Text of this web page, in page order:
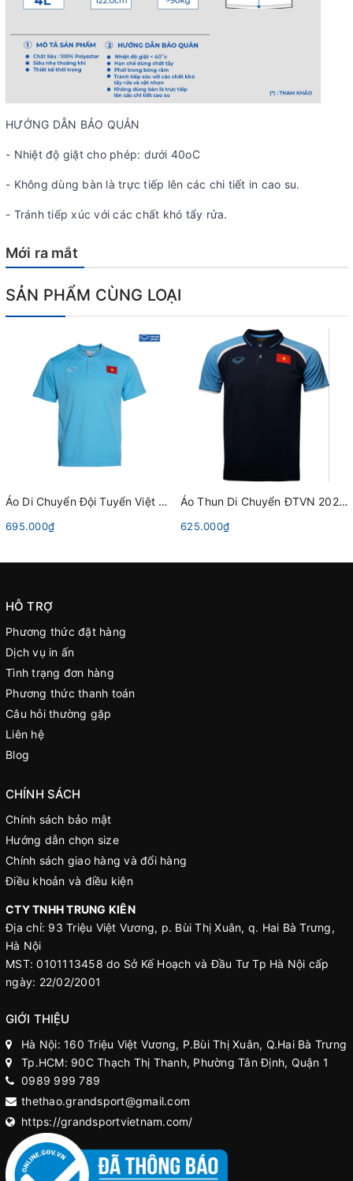
HƯỚNG DẪN BẢO QUẢN
- Nhiệt độ giặt cho phép: dưới 40oC
- Không dùng bàn là trực tiếp lên các chi tiết in cao su.
- Tránh tiếp xúc với các chất khó tẩy rửa.
Mới ra mắt
SẢN PHẨM CÙNG LOẠI
Áo Di Chuyển Đội Tuyển Việt Nam 2022 Grand Sport - Xanh Trời
695.000₫
Áo Thun Di Chuyển ĐTVN 2020 Grand Sport 022013 Xanh Đen
625.000₫
HỖ TRỢ
Phương thức đặt hàng
Dịch vụ in ấn
Tình trạng đơn hàng
Phương thức thanh toán
Câu hỏi thường gặp
Liên hệ
Blog
CHÍNH SÁCH
Chính sách bảo mật
Hướng dẫn chọn size
Chính sách giao hàng và đổi hàng
Điều khoản và điều kiện
CTY TNHH TRUNG KIÊN
Địa chỉ: 93 Triệu Việt Vương, p. Bùi Thị Xuân, q. Hai Bà Trưng,
Hà Nội
MST: 0101113458 do Sở Kế Hoạch và Đầu Tư Tp Hà Nội cấp
ngày: 22/02/2001
GIỚI THIỆU
Hà Nội: 160 Triệu Việt Vương, P.Bùi Thị Xuân, Q.Hai Bà Trưng
Tp.HCM: 90C Thạch Thị Thanh, Phường Tân Định, Quận 1
0989 999 789
thethao.grandsport@gmail.com
https://grandsportvietnam.com/